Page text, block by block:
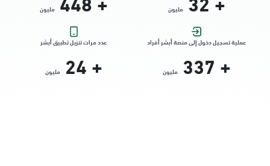
التوجه للموقع
الدمام, الدمام - الشاطئ مول
الأحد - الخميس (08:00-14:30)
مليون مليون
عملية تسجيل دخول إلى منصة أبشر أفراد
+
337 مليون
عدد مرات تنزيل تطبيق أبشر
+
24 مليون